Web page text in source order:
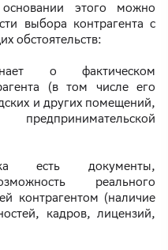
этого можно
выбора контрагента с
обстоятельств:
о фактическом
(в том числе его
и других помещений,
есть документы,
реального
контрагентом (наличие
кадров, лицензий,